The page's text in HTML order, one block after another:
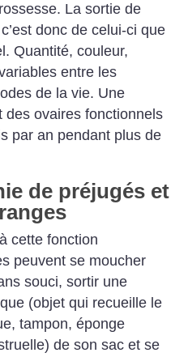
La sortie de
donc de celui-ci que
Quantité, couleur,
entre les
de la vie. Une
des ovaires fonctionnels
par an pendant plus de
de préjugés et
cette fonction
peuvent se moucher
souci, sortir une
(objet qui recueille le
tampon, éponge
de son sac et se